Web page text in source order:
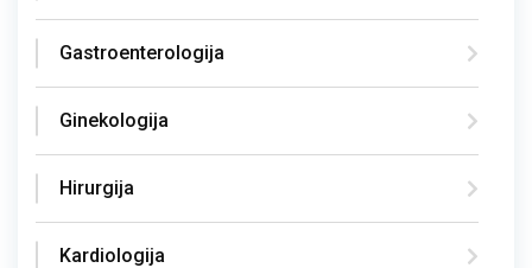
Gastroenterologija
Ginekologija
Hirurgija
Kardiologija